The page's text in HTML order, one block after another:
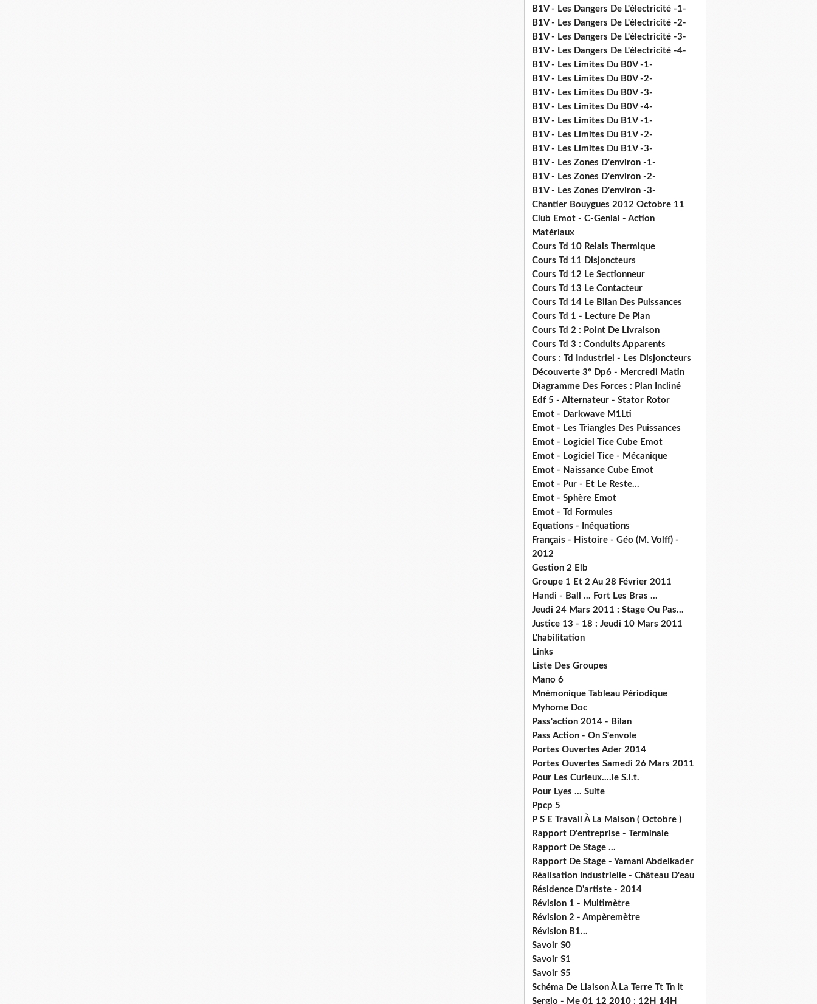
B1V - Les Dangers De L'électricité -1-
B1V - Les Dangers De L'électricité -2-
B1V - Les Dangers De L'électricité -3-
B1V - Les Dangers De L'électricité -4-
B1V - Les Limites Du B0V -1-
B1V - Les Limites Du B0V -2-
B1V - Les Limites Du B0V -3-
B1V - Les Limites Du B0V -4-
B1V - Les Limites Du B1V -1-
B1V - Les Limites Du B1V -2-
B1V - Les Limites Du B1V -3-
B1V - Les Zones D'environ -1-
B1V - Les Zones D'environ -2-
B1V - Les Zones D'environ -3-
Chantier Bouygues 2012 Octobre 11
Club Emot - C-Genial - Action
Matériaux
Cours Td 10 Relais Thermique
Cours Td 11 Disjoncteurs
Cours Td 12 Le Sectionneur
Cours Td 13 Le Contacteur
Cours Td 14 Le Bilan Des Puissances
Cours Td 1 - Lecture De Plan
Cours Td 2 : Point De Livraison
Cours Td 3 : Conduits Apparents
Cours : Td Industriel - Les Disjoncteurs
Découverte 3° Dp6 - Mercredi Matin
Diagramme Des Forces : Plan Incliné
Edf 5 - Alternateur - Stator Rotor
Emot - Darkwave M1Lti
Emot - Les Triangles Des Puissances
Emot - Logiciel Tice Cube Emot
Emot - Logiciel Tice - Mécanique
Emot - Naissance Cube Emot
Emot - Pur - Et Le Reste...
Emot - Sphère Emot
Emot - Td Formules
Equations - Inéquations
Français - Histoire - Géo (M. Volff) -
2012
Gestion 2 Elb
Groupe 1 Et 2 Au 28 Février 2011
Handi - Ball ... Fort Les Bras ...
Jeudi 24 Mars 2011 : Stage Ou Pas...
Justice 13 - 18 : Jeudi 10 Mars 2011
L'habilitation
Links
Liste Des Groupes
Mano 6
Mnémonique Tableau Périodique
Myhome Doc
Pass'action 2014 - Bilan
Pass Action - On S'envole
Portes Ouvertes Ader 2014
Portes Ouvertes Samedi 26 Mars 2011
Pour Les Curieux....le S.l.t.
Pour Lyes ... Suite
Ppcp 5
P S E Travail À La Maison ( Octobre )
Rapport D'entreprise - Terminale
Rapport De Stage ...
Rapport De Stage - Yamani Abdelkader
Réalisation Industrielle - Château D'eau
Résidence D'artiste - 2014
Révision 1 - Multimètre
Révision 2 - Ampèremètre
Révision B1...
Savoir S0
Savoir S1
Savoir S5
Schéma De Liaison À La Terre Tt Tn It
Sergio - Me 01 12 2010 : 12H 14H